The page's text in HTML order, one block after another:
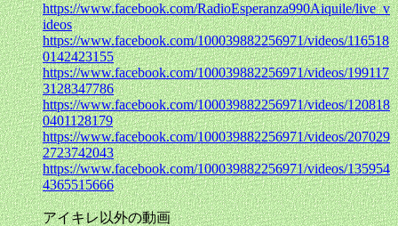
https://www.facebook.com/RadioEsperanza990Aiquile/live_v
ideos
https://www.facebook.com/100039882256971/videos/116518
0142423155
https://www.facebook.com/100039882256971/videos/199117
3128347786
https://www.facebook.com/100039882256971/videos/120818
0401128179
https://www.facebook.com/100039882256971/videos/207029
2723742043
https://www.facebook.com/100039882256971/videos/135954
4365515666
アイキレ以外の動画